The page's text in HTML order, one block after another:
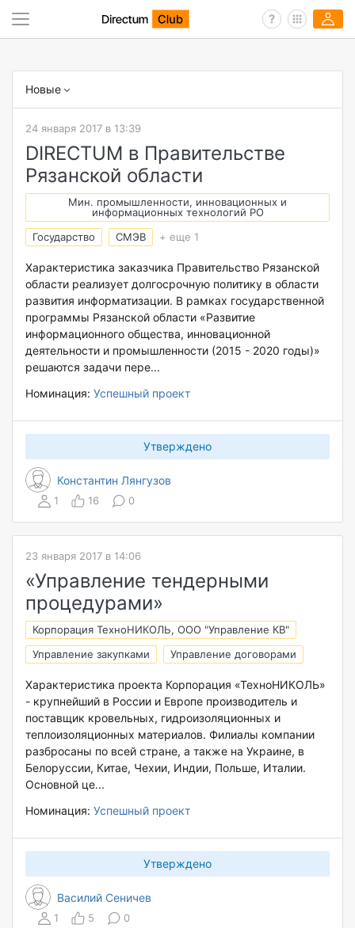
Новые
24 января 2017 в 13:39
DIRECTUM в Правительстве
Рязанской области
Мин. промышленности, инновационных и
информационных технологий РО
Государство
СМЭВ + еще 1
Характеристика заказчика Правительство Рязанской
области реализует долгосрочную политику в области
развития информатизации. В рамках государственной
программы Рязанской области «Развитие
информационного общества, инновационной
деятельности и промышленности (2015 - 2020 годы)»
решаются задачи пере...
Номинация: Успешный проект
Константин Лянгузов
Утверждено
1 16 0
23 января 2017 в 14:06
«Управление тендерными
процедурами»
Корпорация ТехноНИКОЛЬ, ООО "Управление КВ"
Управление закупками
Управление договорами
Характеристика проекта Корпорация «ТехноНИКОЛЬ»
- крупнейший в России и Европе производитель и
поставщик кровельных, гидроизоляционных и
теплоизоляционных материалов. Филиалы компании
разбросаны по всей стране, а также на Украине, в
Белоруссии, Китае, Чехии, Индии, Польше, Италии.
Основной це...
Номинация: Успешный проект
Василий Сеничев
Утверждено
1 5 0